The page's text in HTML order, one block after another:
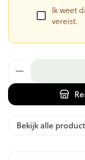
Ik weet
vereist.
Bekijk alle